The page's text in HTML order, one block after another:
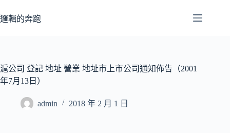
至
容
邏輯的奔跑
滬公司 登記 地址 營業 地址市上市公司通知佈告（2001
年7月13日）
admin 2018 年 2 月 1 日